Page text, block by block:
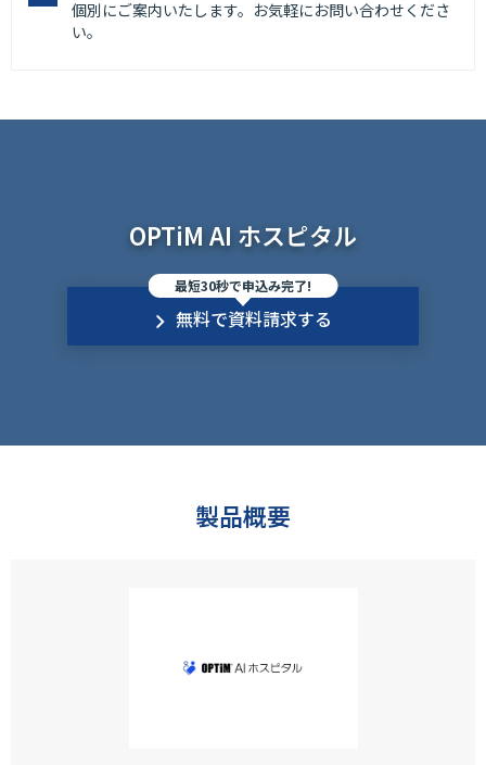
個別にご案内いたします。お気軽にお問い合わせくださ
い。
OPTiM AI ホスピタル
最短30秒で申込み完了!
無料で資料請求する
製品概要